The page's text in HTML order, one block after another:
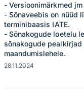
- Versioonimärkmed
- Sõnaveebis on nüüd
terminibaasis IATE.
- Sõnakogude loetelu
sõnakogude
maandumislehele.
28.11.2024